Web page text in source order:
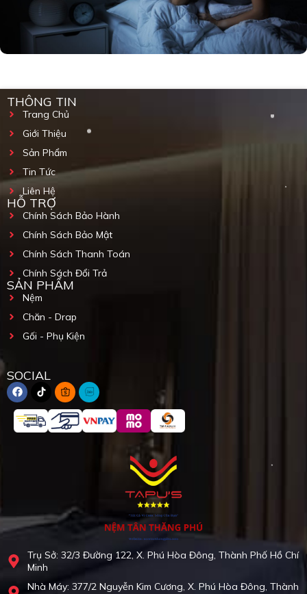
Trụ Sở: 32/3 Đường 122, X. Phú Hòa Đông, Thành Phố Hồ Chí
Minh
Nhà Máy: 377/2 Nguyễn Kim Cương, X. Phú Hòa Đông, Thành
THÔNG TIN
Trang Chủ
Giới Thiệu
Sản Phẩm
Tin Tức
Liên Hệ
HỖ TRỢ
Chính Sách Bảo Hành
Chính Sách Bảo Mật
Chính Sách Thanh Toán
Chính Sách Đổi Trả
SẢN PHẨM
Nệm
Chăn - Drap
Gối - Phụ Kiện
SOCIAL